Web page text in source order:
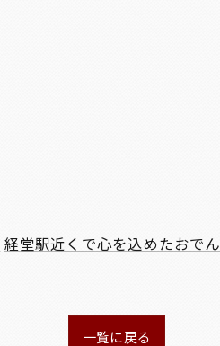
経堂駅近くで心を込めたおでん
一覧に戻る